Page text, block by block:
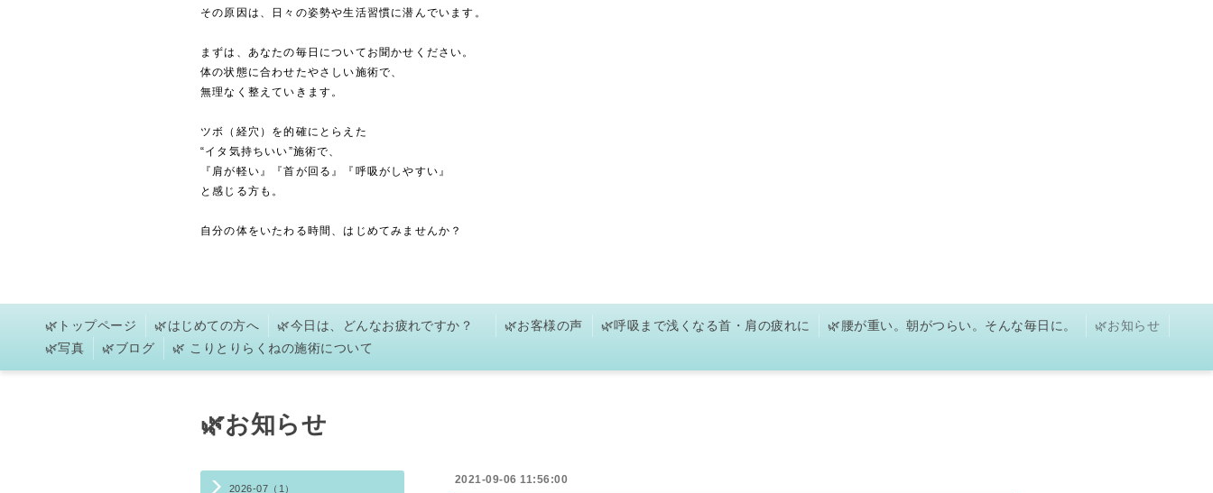
その原因は、日々の姿勢や生活習慣に潜んでいます。
まずは、あなたの毎日についてお聞かせください。
体の状態に合わせたやさしい施術で、
無理なく整えていきます。
ツボ（経穴）を的確にとらえた
“イタ気持ちいい”施術で、
『肩が軽い』『首が回る』『呼吸がしやすい』
と感じる方も。
自分の体をいたわる時間、はじめてみませんか？
🌿トップページ 🌿はじめての方へ 🌿今日は、どんなお疲れですか？ 🌿お客様の声 🌿呼吸まで浅くなる首・肩の疲れに 🌿腰が重い。朝がつらい。そんな毎日に。
🌿お知らせ
🌿写真
🌿ブログ 🌿 こりとりらくねの施術について
2026-07（1）
🌿お知らせ
2021-09-06 11:56:00